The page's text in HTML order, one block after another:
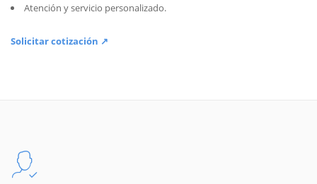
Atención y servicio personalizado.
Solicitar cotización ↗